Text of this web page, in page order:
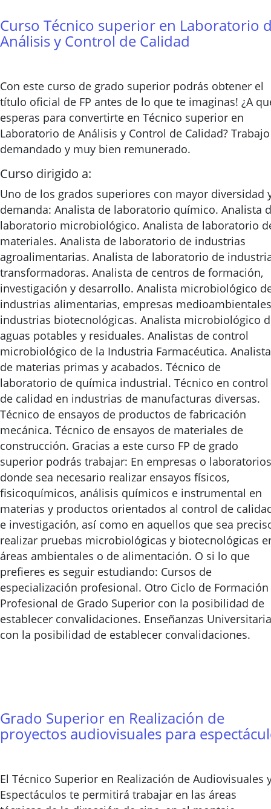
Curso Técnico superior en Laboratorio
Análisis y Control de Calidad
Con este curso de grado superior podrás obtener el
título oficial de FP antes de lo que te imaginas! ¿A
esperas para convertirte en Técnico superior en
Laboratorio de Análisis y Control de Calidad? Trabajo
demandado y muy bien remunerado.
Curso dirigido a:
Uno de los grados superiores con mayor diversidad
demanda: Analista de laboratorio químico. Analista
laboratorio microbiológico. Analista de laboratorio
materiales. Analista de laboratorio de industrias
agroalimentarias. Analista de laboratorio de
transformadoras. Analista de centros de formación,
investigación y desarrollo. Analista microbiológico
industrias alimentarias, empresas
industrias biotecnológicas. Analista microbiológico
aguas potables y residuales. Analistas de control
microbiológico de la Industria Farmacéutica. Analista
de materias primas y acabados. Técnico de
laboratorio de química industrial. Técnico en control
de calidad en industrias de manufacturas diversas.
Técnico de ensayos de productos de fabricación
mecánica. Técnico de ensayos de materiales de
construcción. Gracias a este curso FP de grado
superior podrás trabajar: En empresas o laboratorios
donde sea necesario realizar ensayos físicos,
fisicoquímicos, análisis químicos e instrumental en
materias y productos orientados al control de
e investigación, así como en aquellos que sea
realizar pruebas microbiológicas y biotecnológicas
áreas ambientales o de alimentación. O si lo que
prefieres es seguir estudiando: Cursos de
especialización profesional. Otro Ciclo de Formación
Profesional de Grado Superior con la posibilidad de
establecer convalidaciones. Enseñanzas
con la posibilidad de establecer convalidaciones.
Grado Superior en Realización de
proyectos audiovisuales para
El Técnico Superior en Realización de Audiovisuales
Espectáculos te permitirá trabajar en las áreas